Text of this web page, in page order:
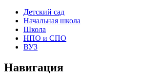
Детский сад
Начальная школа
Школа
НПО и СПО
ВУЗ
Навигация